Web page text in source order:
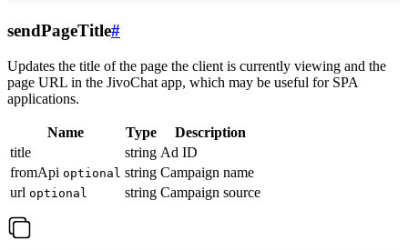
sendPageTitle#
Updates the title of the page the client is currently viewing and the
page URL in the JivoChat app, which may be useful for SPA
applications.
Name Type
Description
title
string Ad ID
fromApi optional string Campaign name
url optional string Campaign source